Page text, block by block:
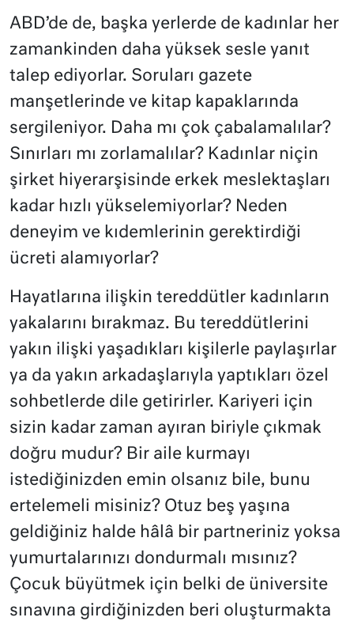
ABD’de de, başka yerlerde de kadınlar her
zamankinden daha yüksek sesle yanıt
talep ediyorlar. Soruları gazete
manşetlerinde ve kitap kapaklarında
sergileniyor. Daha mı çok çabalamalılar?
Sınırları mı zorlamalılar? Kadınlar niçin
şirket hiyerarşisinde erkek meslektaşları
kadar hızlı yükselemiyorlar? Neden
deneyim ve kıdemlerinin gerektirdiği
ücreti alamıyorlar?
Hayatlarına ilişkin tereddütler kadınların
yakalarını bırakmaz. Bu tereddütlerini
yakın ilişki yaşadıkları kişilerle paylaşırlar
ya da yakın arkadaşlarıyla yaptıkları özel
sohbetlerde dile getirirler. Kariyeri için
sizin kadar zaman ayıran biriyle çıkmak
doğru mudur? Bir aile kurmayı
istediğinizden emin olsanız bile, bunu
ertelemeli misiniz? Otuz beş yaşına
geldiğiniz halde hâlâ bir partneriniz yoksa
yumurtalarınızı dondurmalı mısınız?
Çocuk büyütmek için belki de üniversite
sınavına girdiğinizden beri oluşturmakta